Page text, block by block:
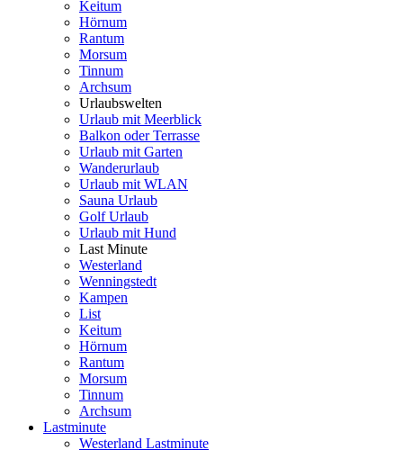
Keitum
Hörnum
Rantum
Morsum
Tinnum
Archsum
Urlaubswelten
Urlaub mit Meerblick
Balkon oder Terrasse
Urlaub mit Garten
Wanderurlaub
Urlaub mit WLAN
Sauna Urlaub
Golf Urlaub
Urlaub mit Hund
Last Minute
Westerland
Wenningstedt
Kampen
List
Keitum
Hörnum
Rantum
Morsum
Tinnum
Archsum
Lastminute
Westerland Lastminute